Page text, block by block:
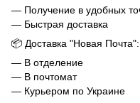
— Получение в удобных
— Быстрая доставка
📦 Доставка "Новая Почта":
— В отделение
— В почтомат
— Курьером по Украине